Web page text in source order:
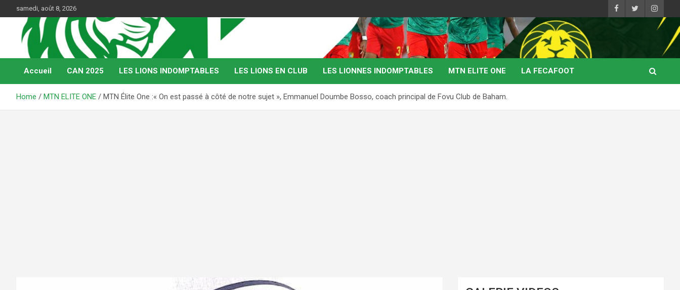
to
content
samedi, août 8, 2026
Kamerfoot
Web Magazine du football camerounais
Accueil CAN 2025 LES LIONS INDOMPTABLES LES LIONS EN CLUB LES LIONNES INDOMPTABLES MTN ELITE ONE LA FECAFOOT
Home MTN ELITE ONE MTN Élite One :« On est passé à côté de notre sujet », Emmanuel Doumbe Bosso, coach principal de Fovu Club de Baham.